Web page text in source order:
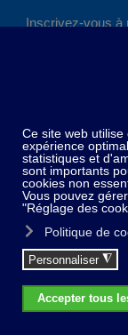
Inscrivez-vous à
Home